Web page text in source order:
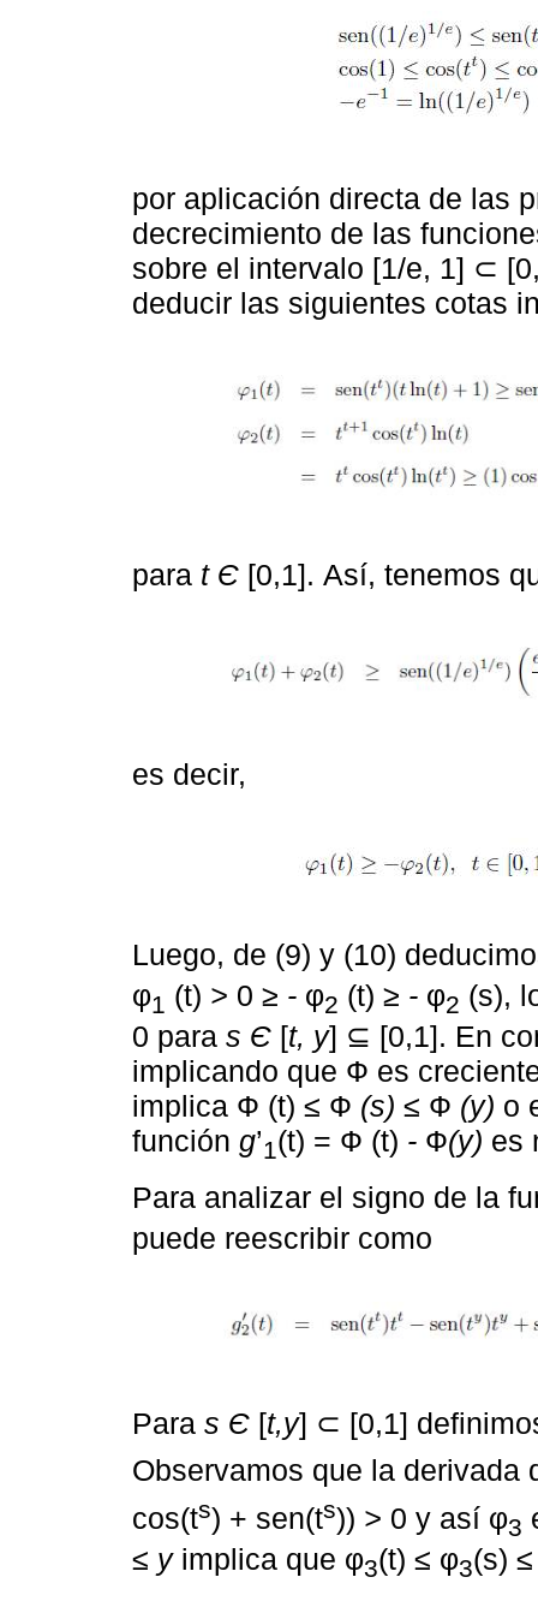
por aplicación directa de las
decrecimiento de las
sobre el intervalo [1/e, 1] ⊂
deducir las siguientes cotas
para t Є [0,1]. Así, tenemos
es decir,
Luego, de (9) y (10)
φ1 (t) > 0 ≥ - φ2 (t) ≥ - φ2 (s),
0 para s Є [t, y] ⊆ [0,1]. En
implicando que Ф es
implica Ф (t) ≤ Ф (s) ≤ Ф (y) o
función g’1(t) = Ф (t) - Ф(y) es
Para analizar el signo de la
puede reescribir como
Para s Є [t,y] ⊂ [0,1]
Observamos que la derivada
cos(ts) + sen(ts)) > 0 y así φ3
≤ yimplica que φ3(t) ≤ φ3(s) ≤